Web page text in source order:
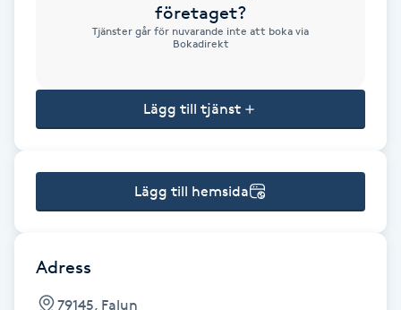
Brynplockning
Bröllopsuppsättning
Coachning
Color correction
företaget?
Tjänster går för nuvarande inte att boka via
Bokadirekt
Lägg till tjänst
Lägg till hemsida
Adress
79145, Falun